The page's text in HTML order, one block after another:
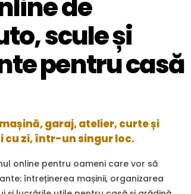
de
scule și
pentru casă
garaj, atelier, curte și
cu zi, într-un singur loc.
online pentru oameni care vor să
întreținerea mașinii, organizarea